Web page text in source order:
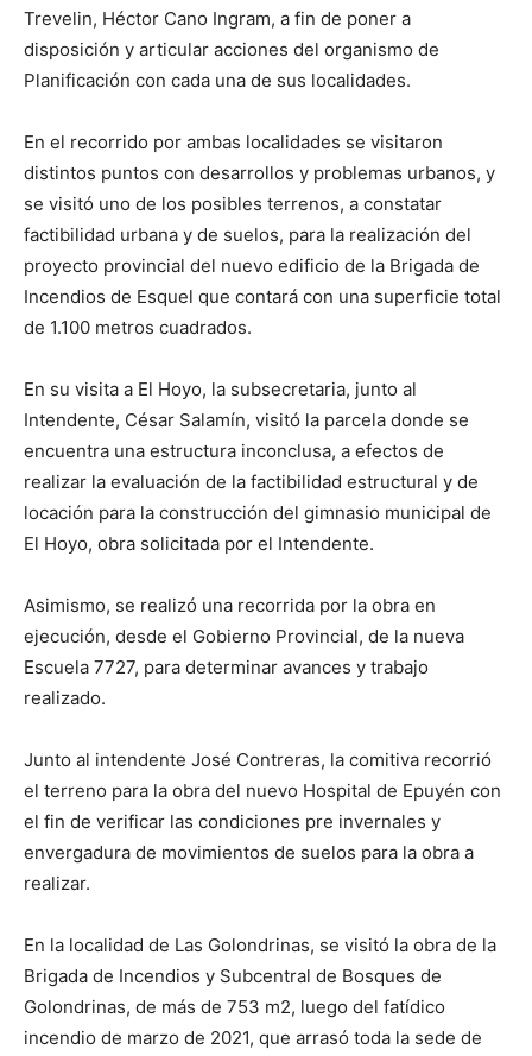
Trevelin, Héctor Cano Ingram, a fin de poner a
disposición y articular acciones del organismo de
Planificación con cada una de sus localidades.
En el recorrido por ambas localidades se visitaron
distintos puntos con desarrollos y problemas urbanos, y
se visitó uno de los posibles terrenos, a constatar
factibilidad urbana y de suelos, para la realización del
proyecto provincial del nuevo edificio de la Brigada de
Incendios de Esquel que contará con una superficie total
de 1.100 metros cuadrados.
En su visita a El Hoyo, la subsecretaria, junto al
Intendente, César Salamín, visitó la parcela donde se
encuentra una estructura inconclusa, a efectos de
realizar la evaluación de la factibilidad estructural y de
locación para la construcción del gimnasio municipal de
El Hoyo, obra solicitada por el Intendente.
Asimismo, se realizó una recorrida por la obra en
ejecución, desde el Gobierno Provincial, de la nueva
Escuela 7727, para determinar avances y trabajo
realizado.
Junto al intendente José Contreras, la comitiva recorrió
el terreno para la obra del nuevo Hospital de Epuyén con
el fin de verificar las condiciones pre invernales y
envergadura de movimientos de suelos para la obra a
realizar.
En la localidad de Las Golondrinas, se visitó la obra de la
Brigada de Incendios y Subcentral de Bosques de
Golondrinas, de más de 753 m2, luego del fatídico
incendio de marzo de 2021, que arrasó toda la sede de